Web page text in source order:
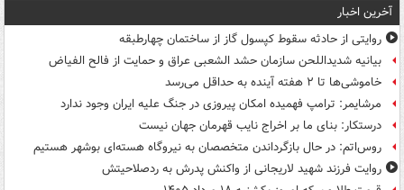
آخرین اخبار
روایتی از حادثه سقوط کپسول گاز از ساختمان چهارطبقه
بیانیه شدیداللحن سازمان حشد الشعبی عراق و حمایت از فالح الفیاض
خاموشی‌ها تا ۲ هفته آینده به حداقل می‌رسد
مرشایمر: ترامپ فهمیده امکان پیروزی در جنگ علیه ایران وجود ندارد
درستکار: بنای ما بر اخراج نایب قهرمان جهان نیست
روس‌اتم: در حال بازگرداندن متخصصان به نیروگاه هسته‌ای بوشهر هستیم
روایت فرزند شهید لاریجانی از واکنش پدرش به ردصلاحیتش